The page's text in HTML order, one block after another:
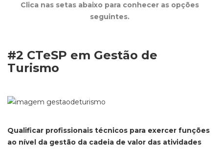
Clica nas setas abaixo para conhecer as opções
seguintes.
#2 CTeSP em Gestão de
Turismo
Qualificar profissionais técnicos para exercer funções
ao nível da gestão da cadeia de valor das atividades